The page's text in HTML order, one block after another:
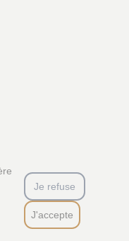
Je refuse
J'accepte